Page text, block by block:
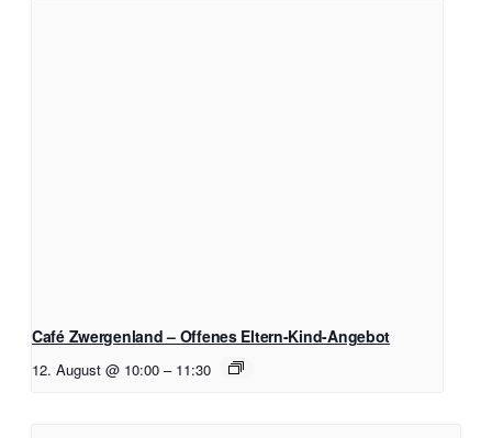
Café Zwergenland – Offenes Eltern-Kind-Angebot
12. August @ 10:00 – 11:30